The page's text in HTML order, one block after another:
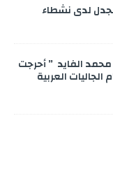
لدى نشطاء
الفايد ” أحرجت
الجاليات العربية